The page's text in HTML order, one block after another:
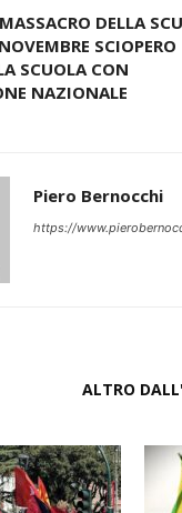
DELLA
SCIOPERO
SCUOLA CON
NAZIONALE
Piero Bernocchi
https://
ALTRO